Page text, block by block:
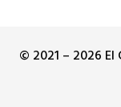
© 2021 – 2026